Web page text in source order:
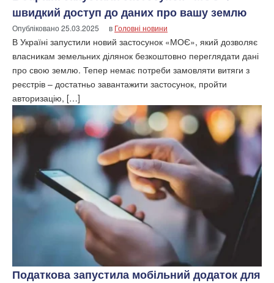
швидкий доступ до даних про вашу землю
Опубліковано25.03.2025 в Головні новини
В Україні запустили новий застосунок «МОЄ», який дозволяє
власникам земельних ділянок безкоштовно переглядати дані
про свою землю. Тепер немає потреби замовляти витяги з
реєстрів – достатньо завантажити застосунок, пройти
авторизацію, […]
Податкова запустила мобільний додаток для